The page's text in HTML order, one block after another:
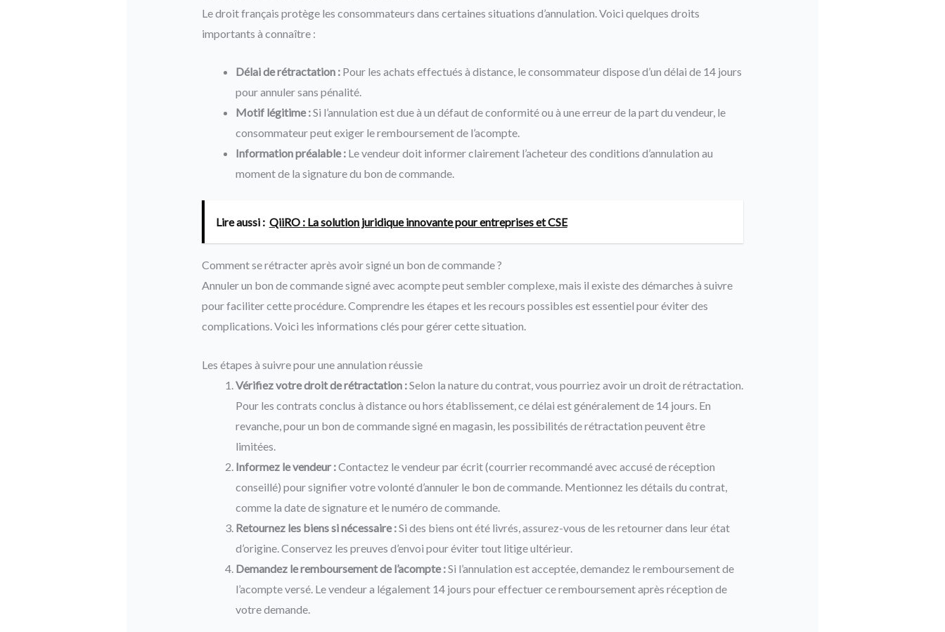
Le droit français protège les consommateurs dans certaines situations d’annulation. Voici quelques droits
importants à connaître :
Délai de rétractation :Pour les achats effectués à distance, le consommateur dispose d’un délai de 14 jours
pour annuler sans pénalité.
Motif légitime :Si l’annulation est due à un défaut de conformité ou à une erreur de la part du vendeur, le
consommateur peut exiger le remboursement de l’acompte.
Information préalable :Le vendeur doit informer clairement l’acheteur des conditions d’annulation au
moment de la signature du bon de commande.
Lire aussi : QiiRO : La solution juridique innovante pour entreprises et CSE
Comment se rétracter après avoir signé un bon de commande ?
Annuler un bon de commande signé avec acompte peut sembler complexe, mais il existe des démarches à suivre
pour faciliter cette procédure. Comprendre les étapes et les recours possibles est essentiel pour éviter des
complications. Voici les informations clés pour gérer cette situation.
Les étapes à suivre pour une annulation réussie
Vérifiez votre droit de rétractation :Selon la nature du contrat, vous pourriez avoir un droit de rétractation.
Pour les contrats conclus à distance ou hors établissement, ce délai est généralement de 14 jours. En
revanche, pour un bon de commande signé en magasin, les possibilités de rétractation peuvent être
limitées.
Informez le vendeur :Contactez le vendeur par écrit (courrier recommandé avec accusé de réception
conseillé) pour signifier votre volonté d’annuler le bon de commande. Mentionnez les détails du contrat,
comme la date de signature et le numéro de commande.
Retournez les biens si nécessaire :Si des biens ont été livrés, assurez-vous de les retourner dans leur état
d’origine. Conservez les preuves d’envoi pour éviter tout litige ultérieur.
Demandez le remboursement de l’acompte :Si l’annulation est acceptée, demandez le remboursement de
l’acompte versé. Le vendeur a légalement 14 jours pour effectuer ce remboursement après réception de
votre demande.